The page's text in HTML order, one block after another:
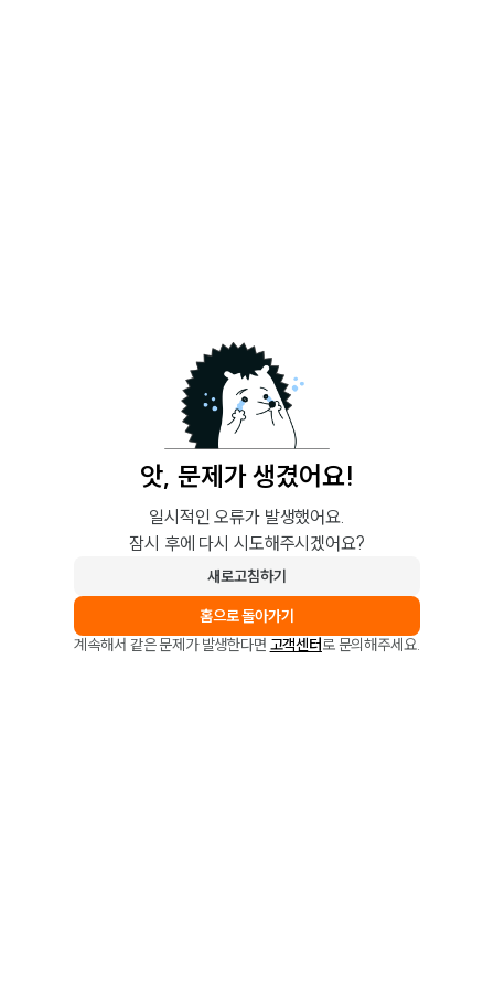
앗, 문제가 생겼어요!
일시적인 오류가 발생했어요.
잠시 후에 다시 시도해주시겠어요?
새로고침하기
홈으로 돌아가기
계속해서 같은 문제가 발생한다면 고객센터로 문의해주세요.